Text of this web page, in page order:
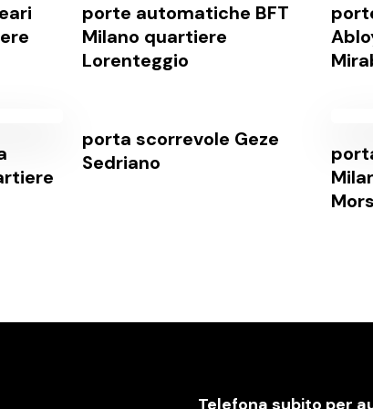
porte automatiche BFT
Milano quartiere
Lorenteggio
porta scorrevole Geze
Sedriano
Telefona subito per